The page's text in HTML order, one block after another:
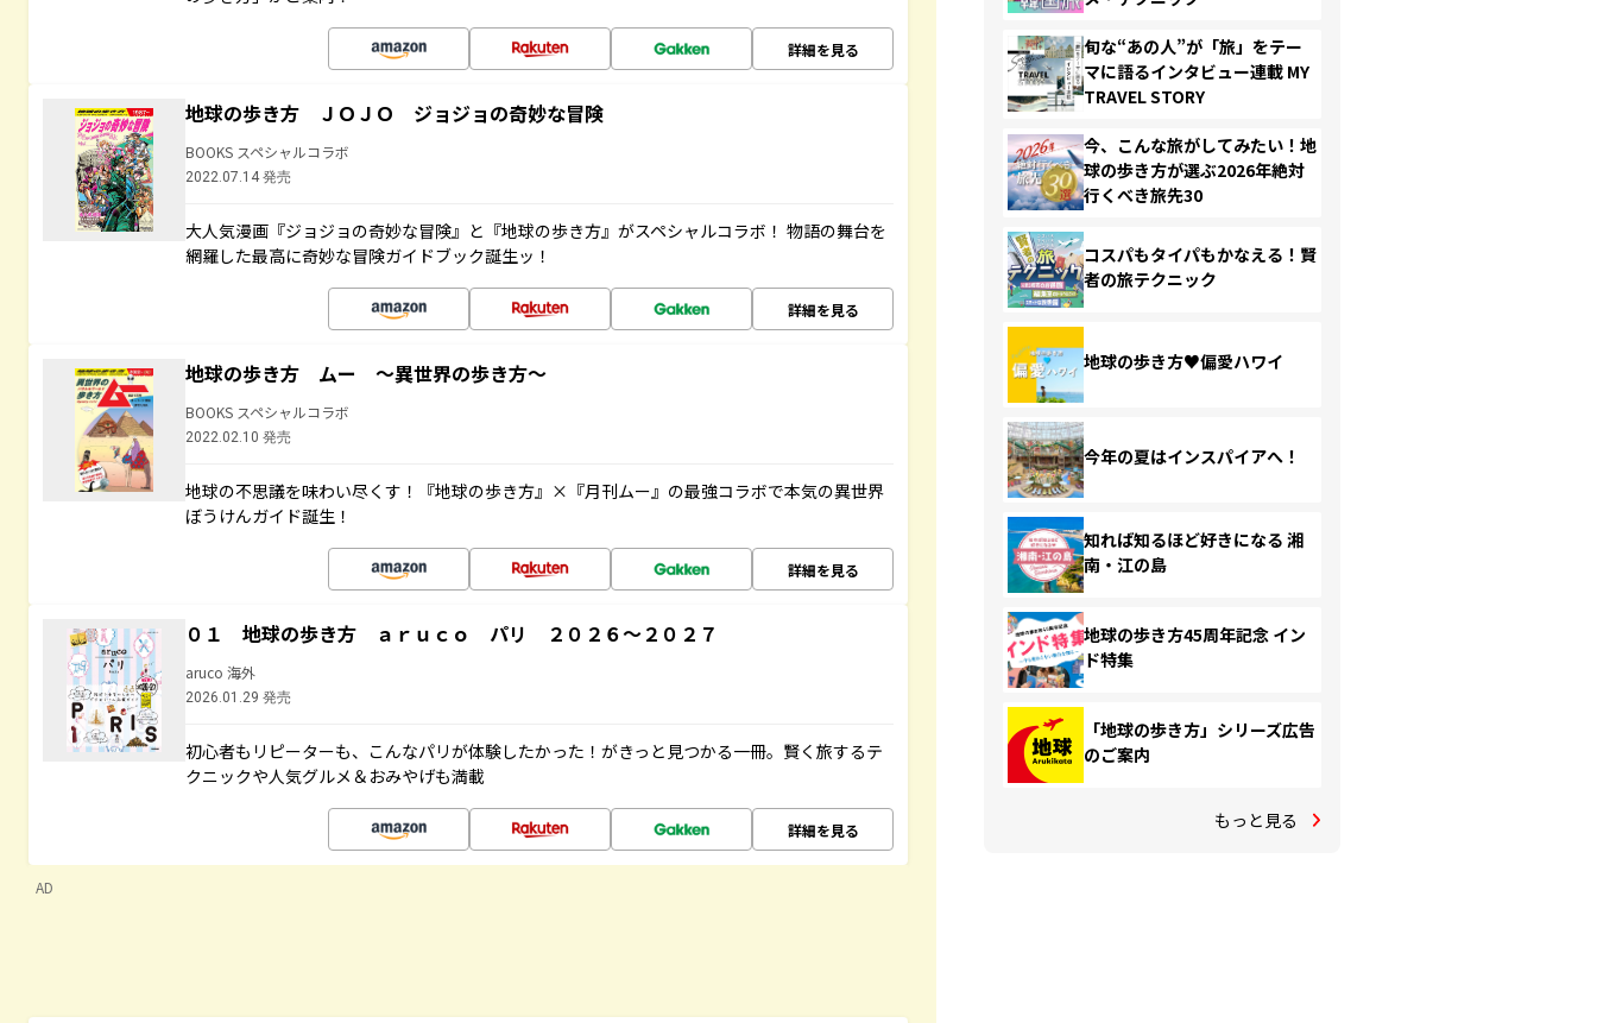
詳細を見る
地球の歩き方 ＪＯＪＯ ジョジョの奇妙な冒険
BOOKS スペシャルコラボ
2022.07.14 発売
大人気漫画『ジョジョの奇妙な冒険』と『地球の歩き方』がスペシャルコラボ！ 物語の舞台を
網羅した最高に奇妙な冒険ガイドブック誕生ッ！
詳細を見る
地球の歩き方 ムー ～異世界の歩き方～
BOOKS スペシャルコラボ
2022.02.10 発売
地球の不思議を味わい尽くす！『地球の歩き方』×『月刊ムー』の最強コラボで本気の異世界
ぼうけんガイド誕生！
詳細を見る
０１ 地球の歩き方 ａｒｕｃｏ パリ ２０２６～２０２７
aruco 海外
2026.01.29 発売
初心者もリピーターも、こんなパリが体験したかった！がきっと見つかる一冊。賢く旅するテ
クニックや人気グルメ＆おみやげも満載
詳細を見る
AD
旬な“あの人”が「旅」をテー
マに語るインタビュー連載 MY
TRAVEL STORY
今、こんな旅がしてみたい！地
球の歩き方が選ぶ2026年絶対
行くべき旅先30
コスパもタイパもかなえる！賢
者の旅テクニック
地球の歩き方♥偏愛ハワイ
今年の夏はインスパイアへ！
知れば知るほど好きになる 湘
南・江の島
地球の歩き方45周年記念 イン
ド特集
「地球の歩き方」シリーズ広告
のご案内
もっと見る